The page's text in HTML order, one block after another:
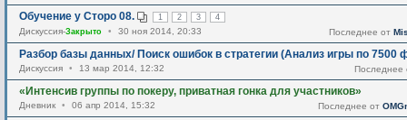
Обучение у Сторо 08. 1 2 3 4
Последнее от
Дискуссия-Закрыто • 30 ноя 2014, 20:33
Разбор базы данных/ Поиск ошибок в стратегии (Анализ игры по 7500
Последнее
Дискуссия • 13 мар 2014, 12:32
«Интенсив группы по покеру, приватная гонка для участников»
Последнее от
Дневник • 06 апр 2014, 15:32